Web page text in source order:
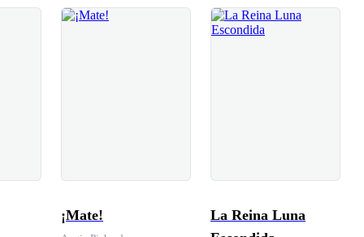
¡Mate!
La Reina Luna